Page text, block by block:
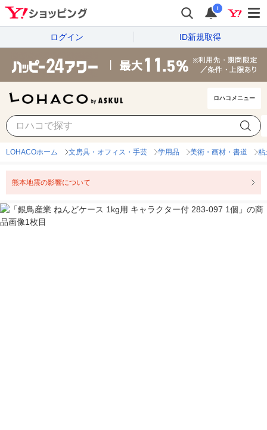
i
ログイン ID新規取得
ロハコメニュー
LOHACOホーム 文房具・オフィス・手芸 学用品 美術・画材・書道 粘
熊本地震の影響について